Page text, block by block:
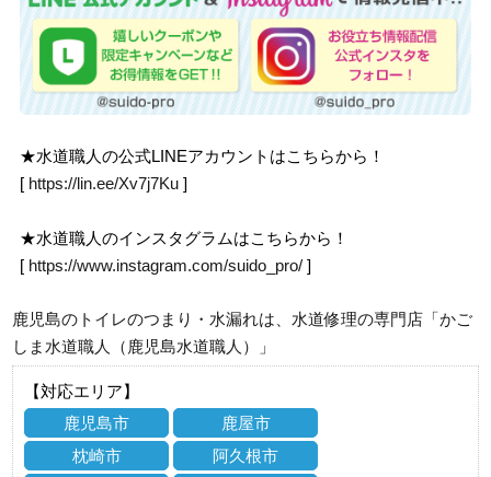
★水道職人の公式LINEアカウントはこちらから！
[ https://lin.ee/Xv7j7Ku ]
★水道職人のインスタグラムはこちらから！
[ https://www.instagram.com/suido_pro/ ]
鹿児島のトイレのつまり・水漏れは、水道修理の専門店「かご
しま水道職人（鹿児島水道職人）」
【対応エリア】
鹿児島市
鹿屋市
枕崎市
阿久根市